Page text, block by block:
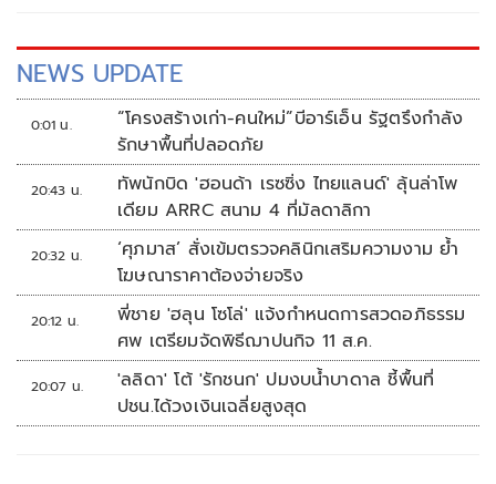
NEWS UPDATE
0:01 น.
“โครงสร้างเก่า-คนใหม่”บีอาร์เอ็น รัฐตรึงกำลัง
รักษาพื้นที่ปลอดภัย
20:43 น.
ทัพนักบิด 'ฮอนด้า เรซซิ่ง ไทยแลนด์' ลุ้นล่าโพ
เดียม ARRC สนาม 4 ที่มัลดาลิกา
20:32 น.
‘ศุภมาส’ สั่งเข้มตรวจคลินิกเสริมความงาม ย้ำ
โฆษณาราคาต้องจ่ายจริง
20:12 น.
พี่ชาย 'ฮลุน โซโล่' แจ้งกำหนดการสวดอภิธรรม
ศพ เตรียมจัดพิธีฌาปนกิจ 11 ส.ค.
20:07 น.
'ลลิดา' โต้ 'รักชนก' ปมงบน้ำบาดาล ชี้พื้นที่
ปชน.ได้วงเงินเฉลี่ยสูงสุด